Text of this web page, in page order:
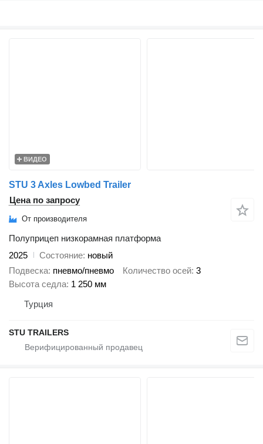
ВИДЕО
STU 3 Axles Lowbed Trailer
Цена по запросу
От производителя
Полуприцеп низкорамная платформа
2025
Состояние новый
Подвеска пневмо/пневмо Количество осей 3
Высота седла 1 250 мм
Турция
STU TRAILERS